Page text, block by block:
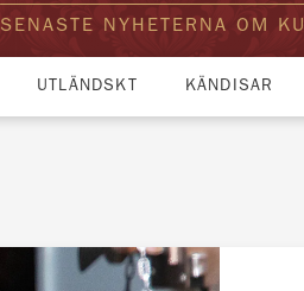
SENASTE NYHETERNA OM
UTLÄNDSKT KÄNDISAR